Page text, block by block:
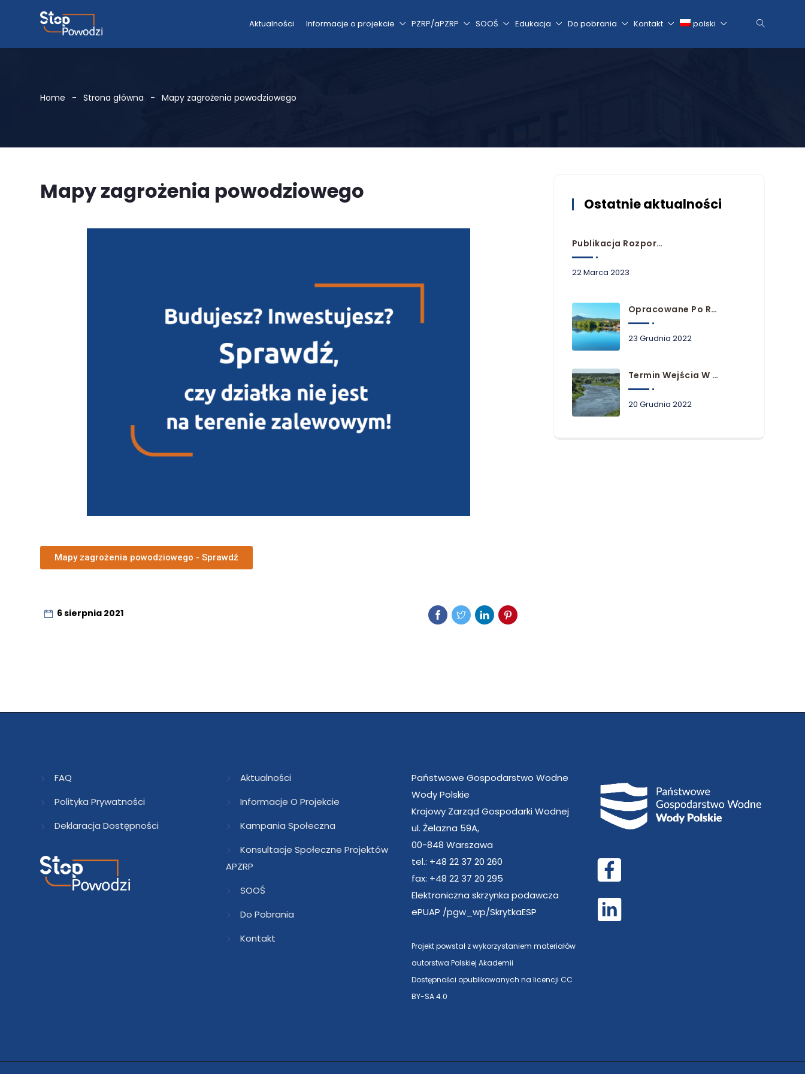
Aktualności Informacje o projekcie PZRP/aPZRP SOOŚ Edukacja Do pobrania Kontakt polski
Home Strona główna Mapy zagrożenia powodziowego
Mapy zagrożenia powodziowego
Mapy zagrożenia powodziowego - Sprawdź
6 sierpnia 2021
Ostatnie aktualności
Publikacja Rozporządzeń Przyjmujących Plany Zarządzania Ryzykiem Powodziowym
22 Marca 2023
Opracowane Po Raz Pierwszy Plany Zarządzania Ryzykiem Powodziowym Dla Obszarów Dorzeczy Niemna, Dunaju I Łaby
23 Grudnia 2022
Termin Wejścia W Życie Planów Zarządzania Ryzykiem Powodziowym
20 Grudnia 2022
FAQ
Polityka Prywatności
Deklaracja Dostępności
Aktualności
Informacje O Projekcie
Kampania Społeczna
Konsultacje Społeczne Projektów
APZRP
SOOŚ
Do Pobrania
Kontakt
Państwowe Gospodarstwo Wodne
Wody Polskie
Krajowy Zarząd Gospodarki Wodnej
ul. Żelazna 59A,
00-848 Warszawa
tel.: +48 22 37 20 260
fax: +48 22 37 20 295
Elektroniczna skrzynka podawcza
ePUAP /pgw_wp/SkrytkaESP
Projekt powstał z wykorzystaniem materiałów
autorstwa Polskiej Akademii
Dostępności opublikowanych na licencji CC
BY-SA 4.0